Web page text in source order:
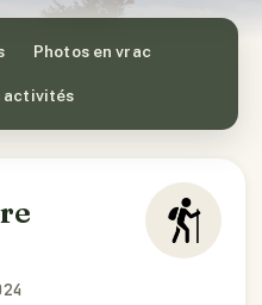
Photos en vrac
activités